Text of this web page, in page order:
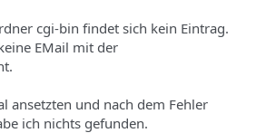
cgi-bin findet sich kein Eintrag.
EMail mit der
ansetzten und nach dem Fehler
ich nichts gefunden.